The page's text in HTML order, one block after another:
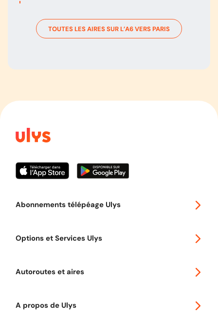
TOUTES LES AIRES SUR L’A6VERS PARIS
Abonnements télépéage Ulys
Options et Services Ulys
Autoroutes et aires
A propos de Ulys